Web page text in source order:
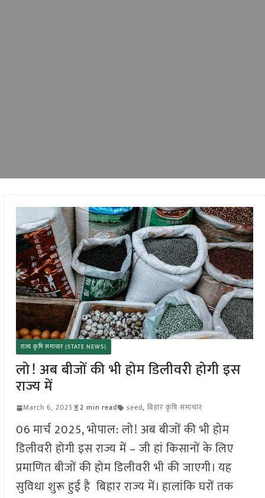
राज्य कृषि समाचार (STATE NEWS)
लो! अब बीजों की भी होम डिलीवरी होगी इस
राज्य में
March 6, 2025 2 min read seed, बिहार कृषि समाचार
06 मार्च 2025, भोपाल: लो! अब बीजों की भी होम
डिलीवरी होगी इस राज्य में – जी हां किसानों के लिए
प्रमाणित बीजों की होम डिलीवरी भी की जाएगी। यह
सुविधा शुरू हुई है बिहार राज्य में। हालांकि घरों तक